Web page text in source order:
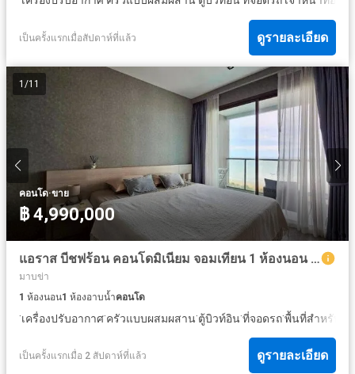
เป็นครั้งแรกเมื่อสัปดาห์ที่แล้ว ดูรายละเอียด
1 /11
คอนโด·ขาย
฿ 4,990,000
แอราส บีชฟร้อน คอนโดมิเนียม จอมเทียน 1 ห้องนอน วิวทะเล สำหรับขาย
มาบข่า
1 ห้องนอน1 ห้องอาบน้ำคอนโด
·เครื่องปรับอากาศ·ครัวแบบผสมผสาน·ตู้บิวท์อิน·ที่จอดรถ·พื้นที่สำหรับเด็
เป็นครั้งแรกเมื่อ 2 สัปดาห์ที่แล้ว ดูรายละเอียด